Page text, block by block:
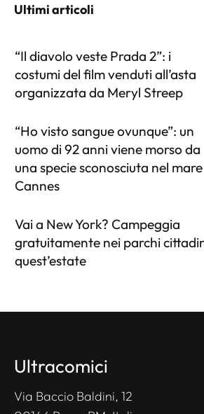
Ultimi articoli
“Il diavolo veste Prada 2”: i
costumi del film venduti all’asta
organizzata da Meryl Streep
“Ho visto sangue ovunque”: un
uomo di 92 anni viene morso da
una specie sconosciuta nel
Cannes
Vai a New York? Campeggia
gratuitamente nei parchi
quest’estate
Ultracomici
Via Baccio Baldini, 12